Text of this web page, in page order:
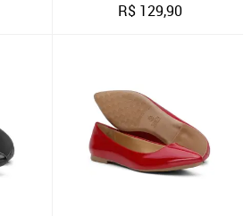
R$ 129,90